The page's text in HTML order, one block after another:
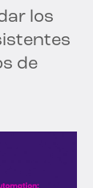
los
de